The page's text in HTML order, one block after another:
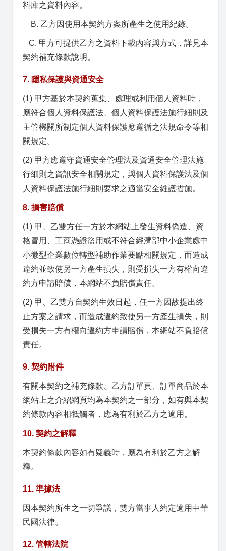
料庫之資料內容。
B. 乙方因使用本契約方案所產生之使用紀錄。
C. 甲方可提供乙方之資料下載內容與方式，詳見本
契約補充條款說明。
7. 隱私保護與資通安全
(1) 甲方基於本契約蒐集、處理或利用個人資料時，
應符合個人資料保護法、個人資料保護法施行細則及
主管機關所制定個人資料保護應遵循之法規命令等相
關規定。
(2) 甲方應遵守資通安全管理法及資通安全管理法施
行細則之資訊安全相關規定，與個人資料保護法及個
人資料保護法施行細則要求之適當安全維護措施。
8. 損害賠償
(1) 甲、乙雙方任一方於本網站上發生資料偽造、資
格冒用、工商憑證盜用或不符合經濟部中小企業處中
小微型企業數位轉型補助作業要點相關規定，而造成
違約並致使另一方產生損失，則受損失一方有權向違
約方申請賠償，本網站不負賠償責任。
(2) 甲、乙雙方自契約生效日起，任一方因故提出終
止方案之請求，而造成違約致使另一方產生損失，則
受損失一方有權向違約方申請賠償，本網站不負賠償
責任。
9. 契約附件
有關本契約之補充條款、乙方訂單頁、訂單商品於本
網站上之介紹網頁均為本契約之一部分，如有與本契
約條款內容相牴觸者，應為有利於乙方之適用。
10. 契約之解釋
本契約條款內容如有疑義時，應為有利於乙方之解
釋。
11. 準據法
因本契約所生之一切爭議，雙方當事人約定適用中華
民國法律。
12. 管轄法院